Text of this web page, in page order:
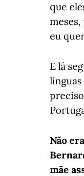
que
eu
E lá
Não
mãe